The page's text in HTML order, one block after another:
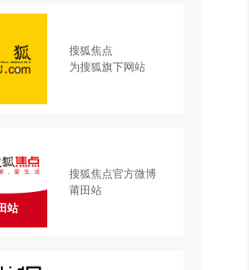
搜狐焦点
为搜狐旗下网站
站
搜狐焦点官方微博
莆田站